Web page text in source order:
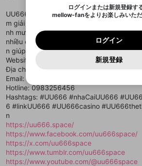
UU666 là nhà cái cá cược trực tuyến uy
m giải trí hiện đại và ổn định cho người
nh mượt mà, giao diện tối ưu và dễ sử
nhiều đối tượng. Kho trò chơi đa dạng
n giúp người chơi có thêm cơ hội gia tăng
Website:
https://uu666.space/
Địa chỉ: 0983256456
Email: support@uu666.space
Hotline: 0983256456
Hashtags: #UU666 #nhaCaiUU666
6 #linkUU666 #UU666casino
n
https://uu666.space/
https://www.facebook.com/uu666space/
https://x.com/uu666space
https://www.tumblr.com/uu666space
https://www.youtube.com/@uu666space
キャンセル OK
動画プレイリストを選
動画のプレイリストを一つ選択すると
ることができます。
動画プレイリストを選択
動画プレイリストがありま
閉じる
を確
確認しました
Google
Yahoo! JAPAN
Appleでサインアップ
mellow-fanの利用規約・プライバシー
サービスとのID連携に関する同意事項に
次にお進みください。
アカウント作成
mellow-fanからのお得な情報
け取る
Google
Yahoo! JAPAN
Appleでサインイン
mellow-fanの利用規約・プライバシー
サービスとのID連携に関する同意事項に
ログイン
パスワードを忘れた方はこちら
アカウントをお持ちですか？アカウ
ログインまたは新規登録す
mellow-fanをよりお楽しみいただ
ログイン
新規登録
再設定する
のでご確認ください
OK
ご登録いただいた情報はサービス
として使用いたします。
一部サービスをご利用いただくに
登録が必要です。
登録
メイン及びcs.openrec.co.jpドメイ
定に含まれていないかご確認ください
入力
プレミアム会員に入会
著作権の侵害
なりすまし行為
出会いを誘導する行為
ねずみ講やマルチ商法
誤解を招く配信設定
ゲームの録画禁止区域の配信
改造版・海賊版ソフトの配信
報告された問題については、利用規約
どうかをスタッフが確認します。
用することは、利用規約違反になります
送信
閉じる
Discordアカウントを作成
Discordは第三者が提供するコミュニティー
mellow-fanとは関わりがありません。
問い合わせにはお答えすることができませ
様変更により、限定コミュニティ特典の提
します。
外部サービスとのID連携に関する同意事
Discordとは？